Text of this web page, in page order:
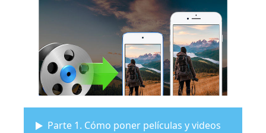
Parte 1. Cómo poner películas y videos